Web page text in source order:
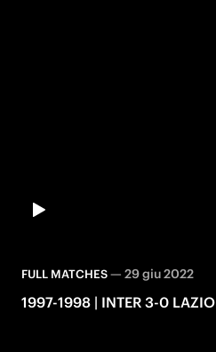
FULL MATCHES— 29 giu 2022
1997-1998 | INTER 3-0 LAZIO